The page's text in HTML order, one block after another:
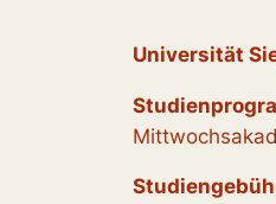
Universität